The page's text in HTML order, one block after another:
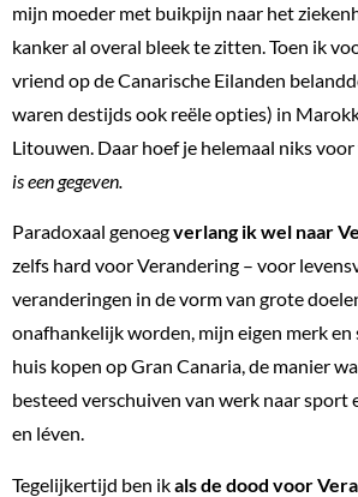
mijn moeder met buikpijn naar het
kanker al overal bleek te zitten. Toen ik
vriend op de Canarische Eilanden
waren destijds ook reële opties) in
Litouwen. Daar hoef je helemaal niks
is een gegeven.
Paradoxaal genoegverlang ik wel naar
zelfs hard voor Verandering – voor
veranderingen in de vorm van grote
onafhankelijk worden, mijn eigen merk en
huis kopen op Gran Canaria, de manier
besteed verschuiven van werk naar sport
en léven.
Tegelijkertijd ben ikals de dood voor